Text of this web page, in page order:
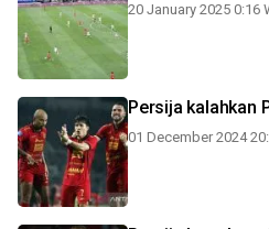
20 January 2025 0:16
Persija kalahkan
01 December 2024